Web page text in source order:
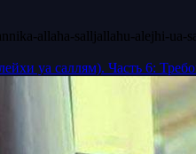
allaha-salljallahu-alejhi-ua-
уа саллям). Часть 6: